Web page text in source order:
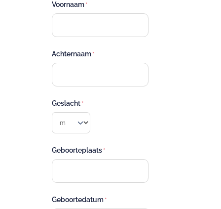
Voornaam
Achternaam
Geslacht
Geboorteplaats
Geboortedatum